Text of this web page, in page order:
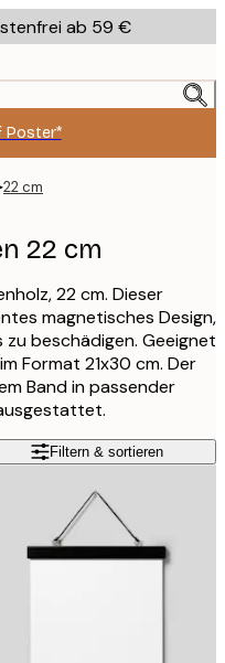
ab 59 €
Poster*
22 cm
22 cm
22 cm. Dieser
magnetisches Design,
beschädigen. Geeignet
Format 21x30 cm. Der
Band in passender
Filtern & sortieren